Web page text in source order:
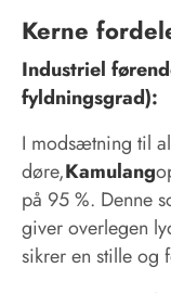
Kerne
Industriel
fyldningsgrad):
I modsætning til
døre,Kamulang
på 95 %. Denne
giver overlegen
sikrer en stille og